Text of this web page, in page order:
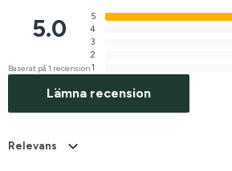
5.0
Baserat på 1 recension
5
4
3
2
1
Lämna recension
Relevans